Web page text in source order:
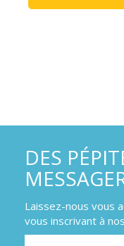
DES
Laissez-nous vous
vous inscrivant à